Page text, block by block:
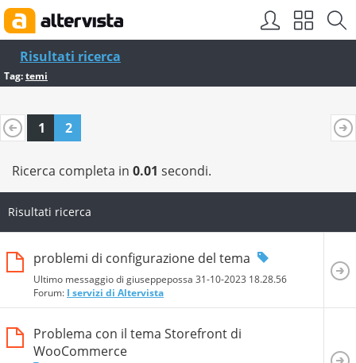
Risultati ricerca
Tag:temi
1 2
Ricerca completa in 0.01 secondi.
Risultati ricerca
problemi di configurazione del tema
Ultimo messaggio di giuseppepossa 31-10-2023 18.28.56
Forum: I servizi di Altervista
Problema con il tema Storefront di
WooCommerce